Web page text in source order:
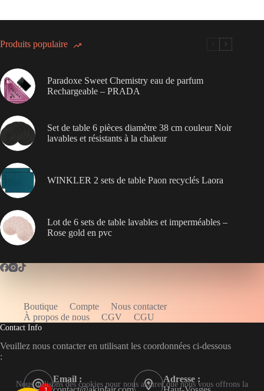
Nous utilisons des cookies pour nous assurer que nous vous offrons la
Produits populaire
Paradoxe Sweet Chemistry eau de parfum
Rechargeable – PRADA
Set de table 6 pièces diamètre 38 cm couleur Noir
lavables et résistants à la chaleur
WINKLER 2 sets de table Paon recyclés Laora
Lot de 6 sets de table lavables et imperméables –
Rose gold en pvc
Boutique Compte
Nous contacter
À propos de nous
CGV CGU
Contact Info
Veuillez nous contacter en utilisant les coordonnées ci-dessous
:
Email :
Adresse :
WELCOME5